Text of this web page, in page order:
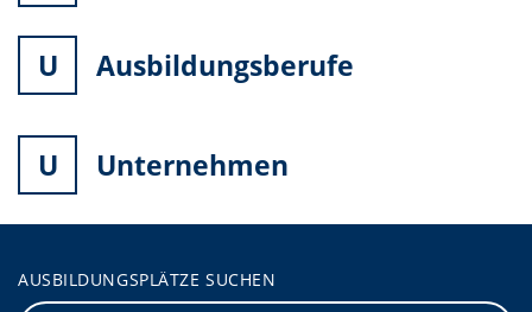
U Ausbildungsberufe
U Unternehmen
AUSBILDUNGSPLÄTZE SUCHEN